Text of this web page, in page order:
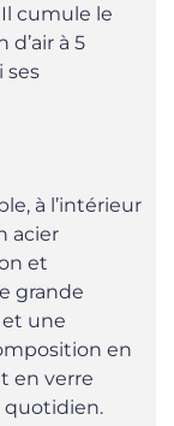
cumule le
à 5
ses
à l’intérieur
acier
et
grande
une
en
en verre
quotidien.